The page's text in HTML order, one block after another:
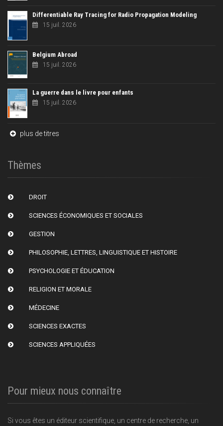
Differentiable Ray Tracing for Radio Propagation Modeling
15 juil. 2026
Belgium Abroad
15 juil. 2026
La guerre dans le livre pour enfants
15 juil. 2026
plus de titres
Thèmes
DROIT
SCIENCES ÉCONOMIQUES ET SOCIALES
GESTION
PHILOSOPHIE, LETTRES, LINGUISTIQUE ET HISTOIRE
PSYCHOLOGIE ET ÉDUCATION
RELIGION ET MORALE
MÉDECINE
SCIENCES EXACTES
SCIENCES APPLIQUÉES
Pour mieux nous connaître
Si vous êtes un éditeur scientifique, un centre de recherche, un